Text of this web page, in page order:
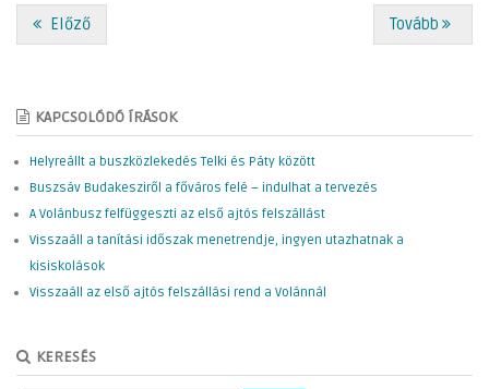
Előző Tovább
KAPCSOLÓDÓ ÍRÁSOK
Helyreállt a buszközlekedés Telki és Páty között
Buszsáv Budakesziről a főváros felé – indulhat a tervezés
A Volánbusz felfüggeszti az első ajtós felszállást
Visszaáll a tanítási időszak menetrendje, ingyen utazhatnak a
kisiskolások
Visszaáll az első ajtós felszállási rend a Volánnál
KERESÉS